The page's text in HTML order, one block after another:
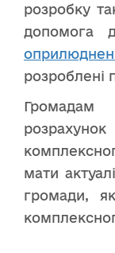
розробку
допомога
розроблені
Громадам
мати
громади,